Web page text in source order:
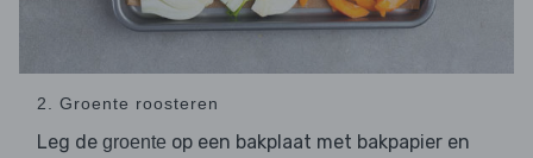
2. Groente roosteren
Leg de groente op een bakplaat met bakpapier en